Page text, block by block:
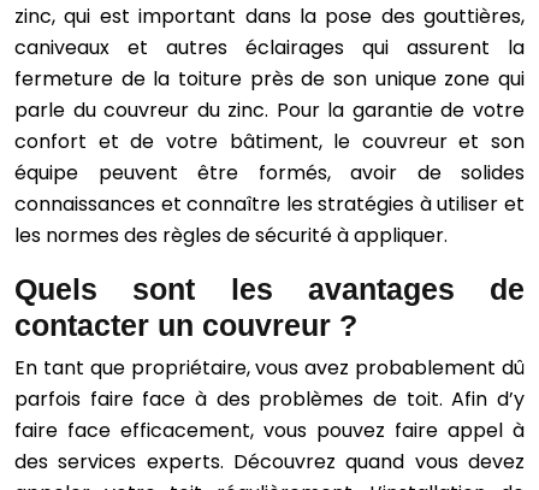
zinc, qui est important dans la pose des gouttières,
caniveaux et autres éclairages qui assurent la
fermeture de la toiture près de son unique zone qui
parle du couvreur du zinc. Pour la garantie de votre
confort et de votre bâtiment, le couvreur et son
équipe peuvent être formés, avoir de solides
connaissances et connaître les stratégies à utiliser et
les normes des règles de sécurité à appliquer.
Quels sont les avantages de
contacter un couvreur ?
En tant que propriétaire, vous avez probablement dû
parfois faire face à des problèmes de toit. Afin d’y
faire face efficacement, vous pouvez faire appel à
des services experts. Découvrez quand vous devez